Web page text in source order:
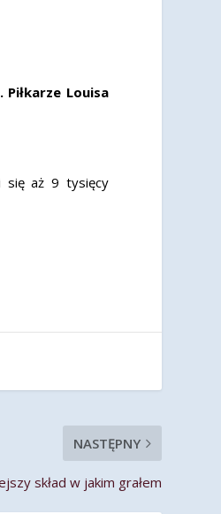
Louisa
się aż 9 tysięcy
NASTĘPNY
skład w jakim grałem